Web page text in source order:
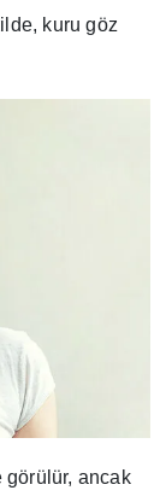
kuru göz
görülür, ancak